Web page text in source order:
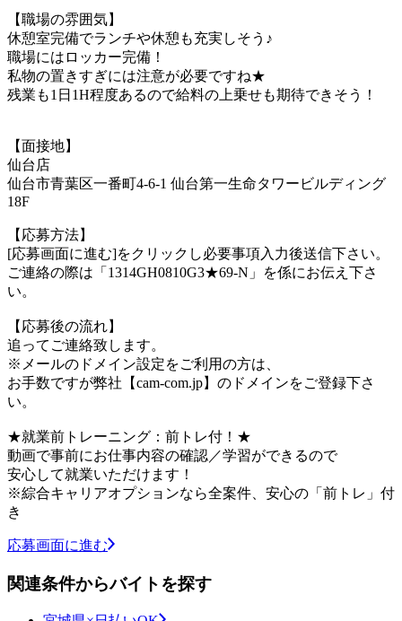
【職場の雰囲気】
休憩室完備でランチや休憩も充実しそう♪
職場にはロッカー完備！
私物の置きすぎには注意が必要ですね★
残業も1日1H程度あるので給料の上乗せも期待できそう！
【面接地】
仙台店
仙台市青葉区一番町4-6-1 仙台第一生命タワービルディング
18F
【応募方法】
[応募画面に進む]をクリックし必要事項入力後送信下さい。
ご連絡の際は「1314GH0810G3★69-N」を係にお伝え下さ
い。
【応募後の流れ】
追ってご連絡致します。
※メールのドメイン設定をご利用の方は、
お手数ですが弊社【cam-com.jp】のドメインをご登録下さ
い。
★就業前トレーニング：前トレ付！★
動画で事前にお仕事内容の確認／学習ができるので
安心して就業いただけます！
※綜合キャリアオプションなら全案件、安心の「前トレ」付
き
応募画面に進む
関連条件からバイトを探す